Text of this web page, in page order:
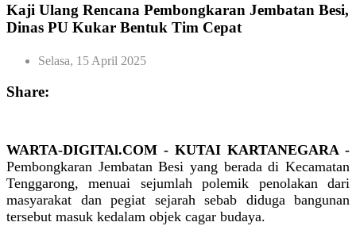
Kaji Ulang Rencana Pembongkaran Jembatan Besi,
Dinas PU Kukar Bentuk Tim Cepat
Selasa, 15 April 2025
Share:
WARTA-DIGITAl.COM - KUTAI KARTANEGARA -
Pembongkaran Jembatan Besi yang berada di Kecamatan
Tenggarong, menuai sejumlah polemik penolakan dari
masyarakat dan pegiat sejarah sebab diduga bangunan
tersebut masuk kedalam objek cagar budaya.